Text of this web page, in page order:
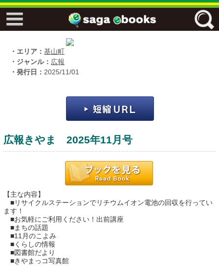
キーワード
・エリア： 基山町
・ジャンル： 広報
・発行日： 2025/11/01
広報きやま 2025年11月号
【主な内容】
■リサイクルステーションでリチウムイオン電池の回収を行ってい
ます！
■お気軽にご利用ください！出前講座
■まちの話題
■11月のこよみ
■くらしの情報
■図書館だより
■きやまっコ写真館
↓↓ ebooks専用本棚 ↓↓